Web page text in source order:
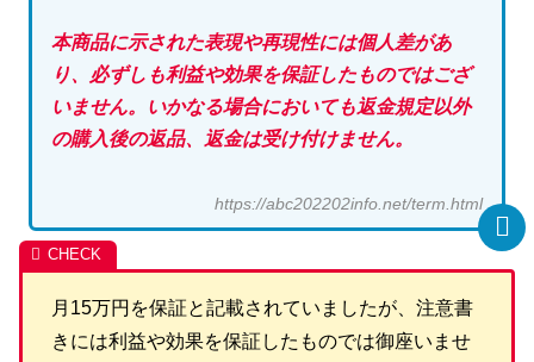
本商品に示された表現や再現性には個人差があ
り、必ずしも利益や効果を保証したものではござ
いません。いかなる場合においても返金規定以外
の購入後の返品、返金は受け付けません。
https://abc202202info.net/term.html
月15万円を保証と記載されていましたが、注意書
きには利益や効果を保証したものでは御座いませ